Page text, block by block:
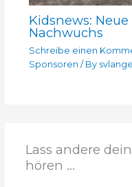
Kidsnews:
Nachwuchs
Schreibe einen
Sponsoren / By
Lass andere
hören ...